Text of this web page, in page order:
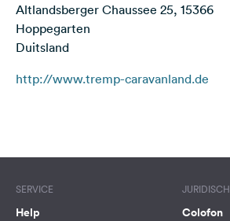
ons
op
social
media
Facebook
Altlandsberger Chaussee 25, 15366
Hoppegarten
Duitsland
http://www.tremp-caravanland.de
SERVICE
Help
JURIDISCH
Colofon